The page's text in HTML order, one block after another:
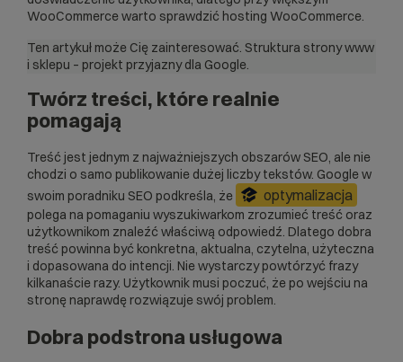
WooCommerce warto sprawdzić hosting WooCommerce.
Ten artykuł może Cię zainteresować. Struktura strony www
i sklepu – projekt przyjazny dla Google.
Twórz treści, które realnie
pomagają
Treść jest jednym z najważniejszych obszarów SEO, ale nie
chodzi o samo publikowanie dużej liczby tekstów. Google w
swoim poradniku SEO podkreśla, że
optymalizacja
polega na pomaganiu wyszukiwarkom zrozumieć treść oraz
użytkownikom znaleźć właściwą odpowiedź. Dlatego dobra
treść powinna być konkretna, aktualna, czytelna, użyteczna
i dopasowana do intencji. Nie wystarczy powtórzyć frazy
kilkanaście razy. Użytkownik musi poczuć, że po wejściu na
stronę naprawdę rozwiązuje swój problem.
Dobra podstrona usługowa